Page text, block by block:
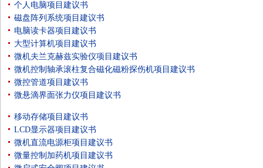
个人电脑项目建议书
磁盘阵列系统项目建议书
电脑读卡器项目建议书
大型计算机项目建议书
微机夫兰克赫兹实验仪项目建议书
微机控制轴承滚柱复合磁化磁粉探伤机项目建议书
微控管道项目建议书
微悬滴界面张力仪项目建议书
移动存储项目建议书
LCD显示器项目建议书
微机直流电源柜项目建议书
微量控制加药机项目建议书